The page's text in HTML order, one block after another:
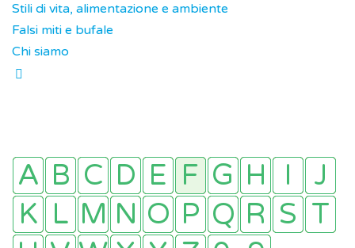
Stili di vita, alimentazione e ambiente
Falsi miti e bufale
Chi siamo